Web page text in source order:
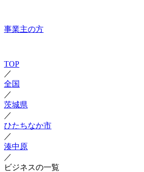
事業主の方
TOP
／
全国
／
茨城県
／
ひたちなか市
／
湊中原
／
ビジネスの一覧